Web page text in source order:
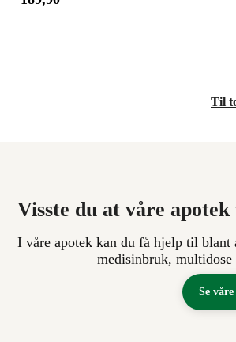
Til
Visste du at våre
I våre apotek kan du få hjelp til
medisinbruk, multidose
Se